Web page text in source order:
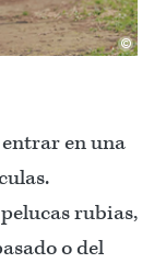
©
en una
rubias,
o del